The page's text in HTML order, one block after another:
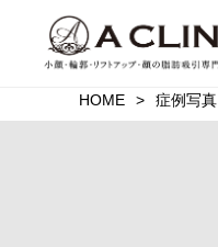
HOME 症例写真